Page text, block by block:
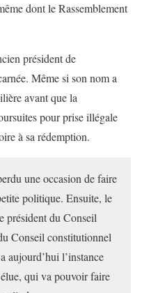
dont le Rassemblement
président de
Même si son nom a
avant que la
pour prise illégale
à sa rédemption.
une occasion de faire
politique. Ensuite, le
président du Conseil
Conseil constitutionnel
aujourd’hui l’instance
qui va pouvoir faire